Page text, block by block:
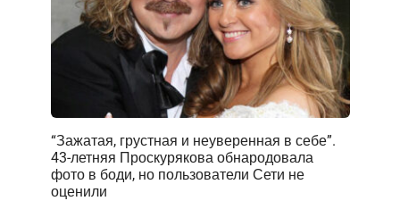
“Зажатая, грустная и неуверенная в себе”.
43-летняя Проскурякова обнародовала
фото в боди, но пользователи Сети не
оценили